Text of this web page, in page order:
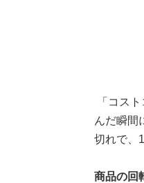
「コス
んだ瞬間
切れで、
商品の回